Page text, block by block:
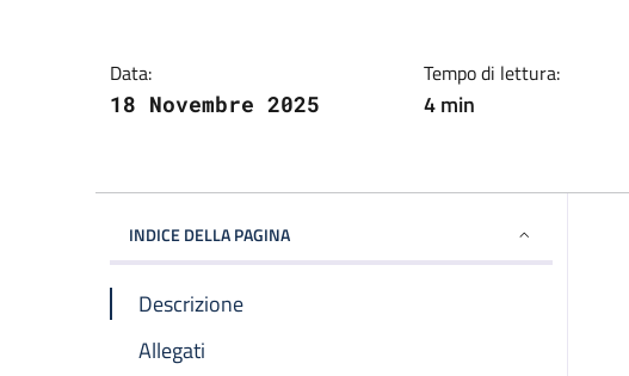
Data:
18 Novembre 2025
Tempo di lettura:
4 min
INDICE DELLA PAGINA
Descrizione
Allegati